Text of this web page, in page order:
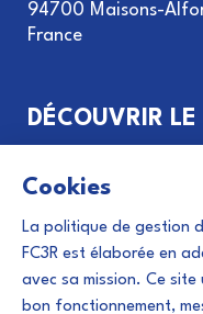
94700 Maisons-
France
DÉCOUVRIR LE
Gouvernance du GIS
Financement de
Évènements et
Abonnement à la